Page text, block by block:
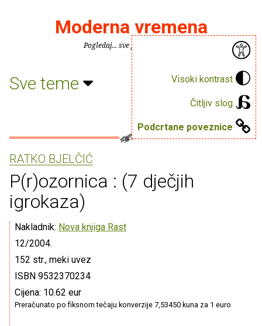
Visoki kontrast
Čitljiv slog
Podcrtane poveznice
Moderna vremena
Pogledaj... sve je puno knjiga.
Sve teme
RATKO BJELČIĆ
P(r)ozornica : (7 dječjih
igrokaza)
Nakladnik: Nova knjiga Rast
12/2004.
152 str., meki uvez
ISBN 9532370234
Cijena: 10.62 eur
Preračunato po fiksnom tečaju konverzije 7,53450 kuna za 1 euro